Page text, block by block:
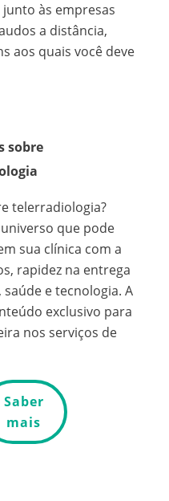
às empresas
a distância,
aos quais você deve
sobre
telerradiologia?
que pode
sua clínica com a
rapidez na entrega
e tecnologia. A
exclusivo para
nos serviços de
Saber
mais